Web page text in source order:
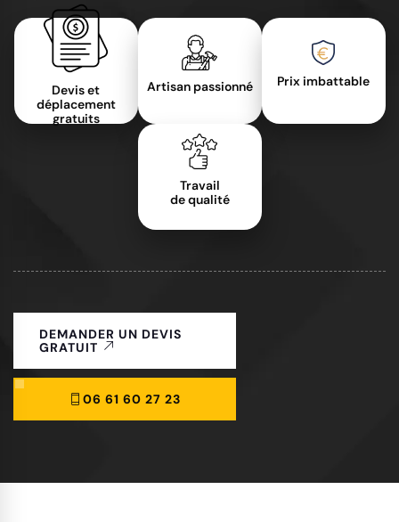
Devis et
déplacement
gratuits
Artisan passionné Prix imbattable
Travail
de qualité
DEMANDER UN DEVIS
GRATUIT
06 61 60 27 23